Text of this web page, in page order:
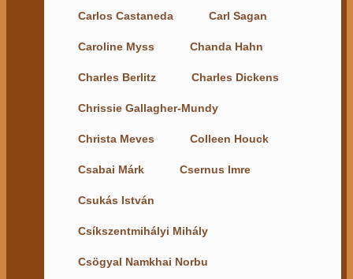
Carlos Castaneda Carl Sagan
Caroline Myss Chanda Hahn
Charles Berlitz Charles Dickens
Chrissie Gallagher-Mundy
Christa Meves Colleen Houck
Csabai Márk Csernus Imre
Csukás István
Csíkszentmihályi Mihály
Csögyal Namkhai Norbu